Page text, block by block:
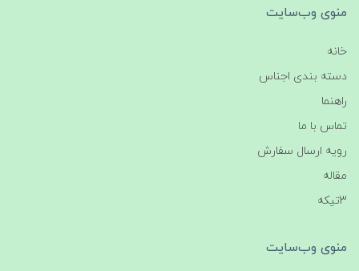
منوی وب‌سایت
خانه
دسته بندی اجناس
راهنما
تماس با ما
رویه ارسال سفارش
مقاله
3تیکه
منوی وب‌سایت